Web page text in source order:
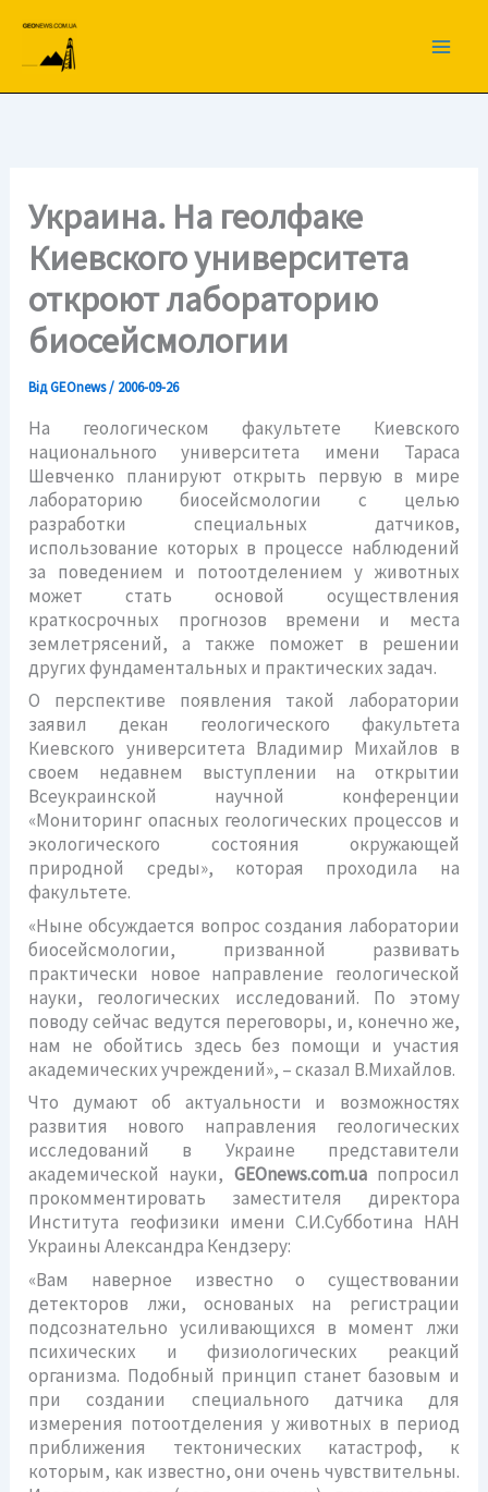
вмісту
Украина. На геолфаке
Киевского университета
откроют лабораторию
биосейсмологии
ВідGEOnews/ 2006-09-26
На геологическом факультете Киевского
национального университета имени Тараса
Шевченко планируют открыть первую в мире
лабораторию биосейсмологии c целью
разработки специальных датчиков,
использование которых в процессе наблюдений
за поведением и потоотделением у животных
может стать основой осуществления
краткосрочных прогнозов времени и места
землетрясений, а также поможет в решении
других фундаментальных и практических задач.
О перспективе появления такой лаборатории
заявил декан геологического факультета
Киевского университета Владимир Михайлов в
своем недавнем выступлении на открытии
Всеукраинской научной конференции
«Мониторинг опасных геологических процессов и
экологического состояния окружающей
природной среды», которая проходила на
факультете.
«Ныне обсуждается вопрос создания лаборатории
биосейсмологии, призванной развивать
практически новое направление геологической
науки, геологических исследований. По этому
поводу сейчас ведутся переговоры, и, конечно же,
нам не обойтись здесь без помощи и участия
академических учреждений», – сказал В.Михайлов.
Что думают об актуальности и возможностях
развития нового направления геологических
исследований в Украине представители
академической науки, GEOnews.com.uaпопросил
прокомментировать заместителя директора
Института геофизики имени С.И.Субботина НАН
Украины Александра Кендзеру:
«Вам наверное известно о существовании
детекторов лжи, основаных на регистрации
подсознательно усиливающихся в момент лжи
психических и физиологических реакций
организма. Подобный принцип станет базовым и
при создании специального датчика для
измерения потоотделения у животных в период
приближения тектонических катастроф, к
которым, как известно, они очень чувствительны.